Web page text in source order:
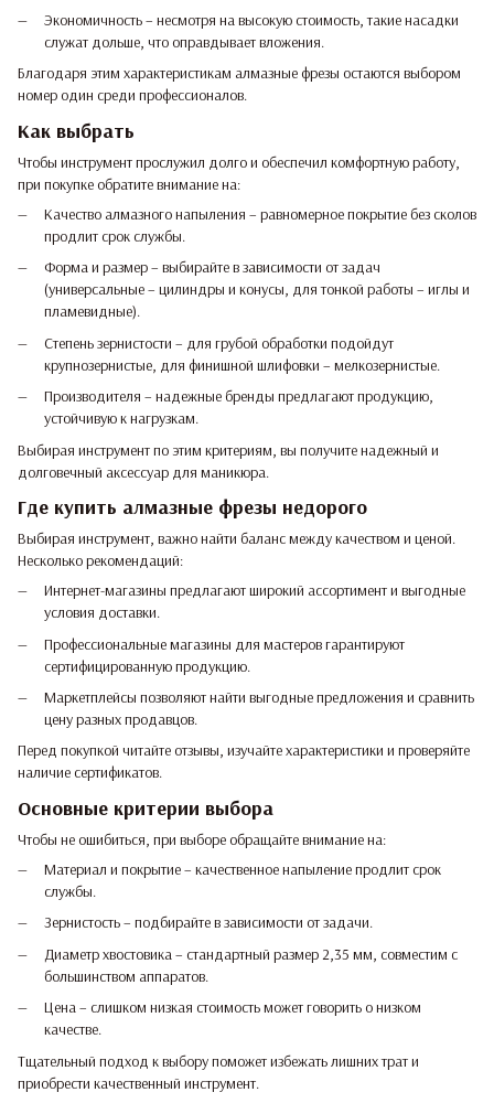
Экономичность – несмотря на высокую стоимость, такие насадки
служат дольше, что оправдывает вложения.
Благодаря этим характеристикам алмазные фрезы остаются выбором
номер один среди профессионалов.
Как выбрать
Чтобы инструмент прослужил долго и обеспечил комфортную работу,
при покупке обратите внимание на:
Качество алмазного напыления – равномерное покрытие без сколов
продлит срок службы.
Форма и размер – выбирайте в зависимости от задач
(универсальные – цилиндры и конусы, для тонкой работы – иглы и
пламевидные).
Степень зернистости – для грубой обработки подойдут
крупнозернистые, для финишной шлифовки – мелкозернистые.
Производителя – надежные бренды предлагают продукцию,
устойчивую к нагрузкам.
Выбирая инструмент по этим критериям, вы получите надежный и
долговечный аксессуар для маникюра.
Где купить алмазные фрезы недорого
Выбирая инструмент, важно найти баланс между качеством и ценой.
Несколько рекомендаций:
Интернет-магазины предлагают широкий ассортимент и выгодные
условия доставки.
Профессиональные магазины для мастеров гарантируют
сертифицированную продукцию.
Маркетплейсы позволяют найти выгодные предложения и сравнить
цену разных продавцов.
Перед покупкой читайте отзывы, изучайте характеристики и проверяйте
наличие сертификатов.
Основные критерии выбора
Чтобы не ошибиться, при выборе обращайте внимание на:
Материал и покрытие – качественное напыление продлит срок
службы.
Зернистость – подбирайте в зависимости от задачи.
Диаметр хвостовика – стандартный размер 2,35 мм, совместим с
большинством аппаратов.
Цена – слишком низкая стоимость может говорить о низком
качестве.
Тщательный подход к выбору поможет избежать лишних трат и
приобрести качественный инструмент.